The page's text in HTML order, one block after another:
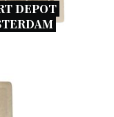
DEPOT